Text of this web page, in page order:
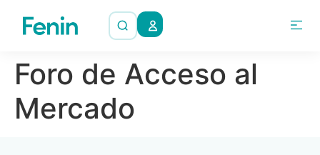
Foro de Acceso al
Mercado